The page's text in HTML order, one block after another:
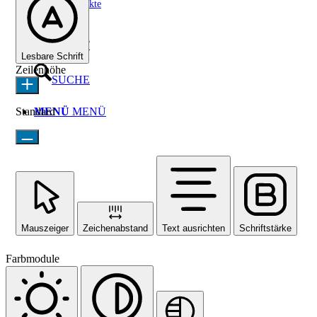
Sozialprojekte
KONTAKT
SUCHE
MENÜ MENÜ
Lesbare Schrift
Zeilenhöhe
Standard
Mauszeiger Zeichenabstand Text ausrichten Schriftstärke
Farbmodule